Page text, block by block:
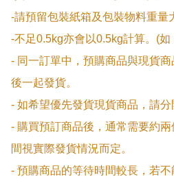
-請預留包裝紙箱及包裝物料重量
-不足0.5kg亦會以0.5kg計算。(
- 同一訂單中，預購商品與現貨
後一起發貨。
- 如希望優先發貨現貨商品，請分
- 購買預訂商品後，通常需要約
間視實際發貨情況而定。
- 預購商品的等待時間較長，若不